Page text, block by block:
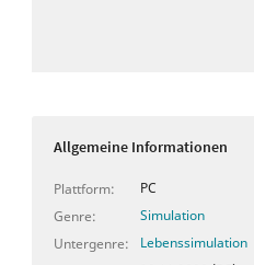
Allgemeine Informationen
Plattform:
PC
Genre:
Simulation
Untergenre:
Lebenssimulation